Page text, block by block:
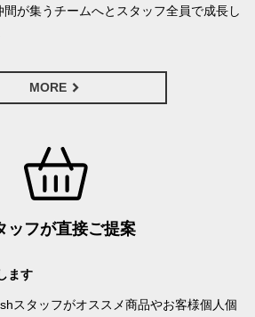
が集うチームへとスタッフ全員で成長し
MORE
ッフが直接ご提案
ます
スタッフがオススメ商品やお客様個人個